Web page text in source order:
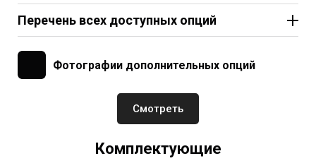
Перечень всех доступных опций
Тент от солнца на дугах 1комп.–60.000₸
Спиннингодержатели (алюминий) 1шт.–5.000₸
Подкатные колеса на транце 1комп.–50.000₸
Лобовое стекло с панелью и капотом–140.000₸
Лодка капотного исполнения 1комп.–40.000₸
Ложемент для хранения и перевозки лодки в
грузовом прицепе 1шт.–40.000₸
Фотографии дополнительных опций
Смотреть
Комплектующие